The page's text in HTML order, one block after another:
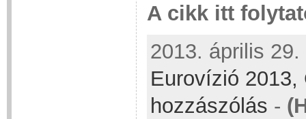
A cikk itt
2013. április
Eurovízió 2013,
hozzászólás -